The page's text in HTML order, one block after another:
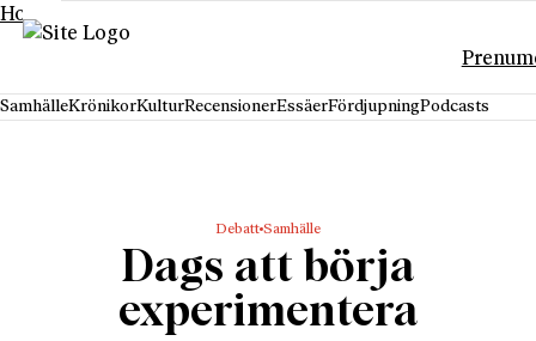
Hoppa till innehåll
SamhälleKrönikorKulturRecensionerEssäerFördjupningPodcasts
Debatt Samhälle
Dags att börja
experimentera